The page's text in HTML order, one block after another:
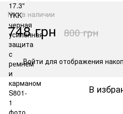
Нет в наличии
748 грн 800 грн
% Войти для отображения
В